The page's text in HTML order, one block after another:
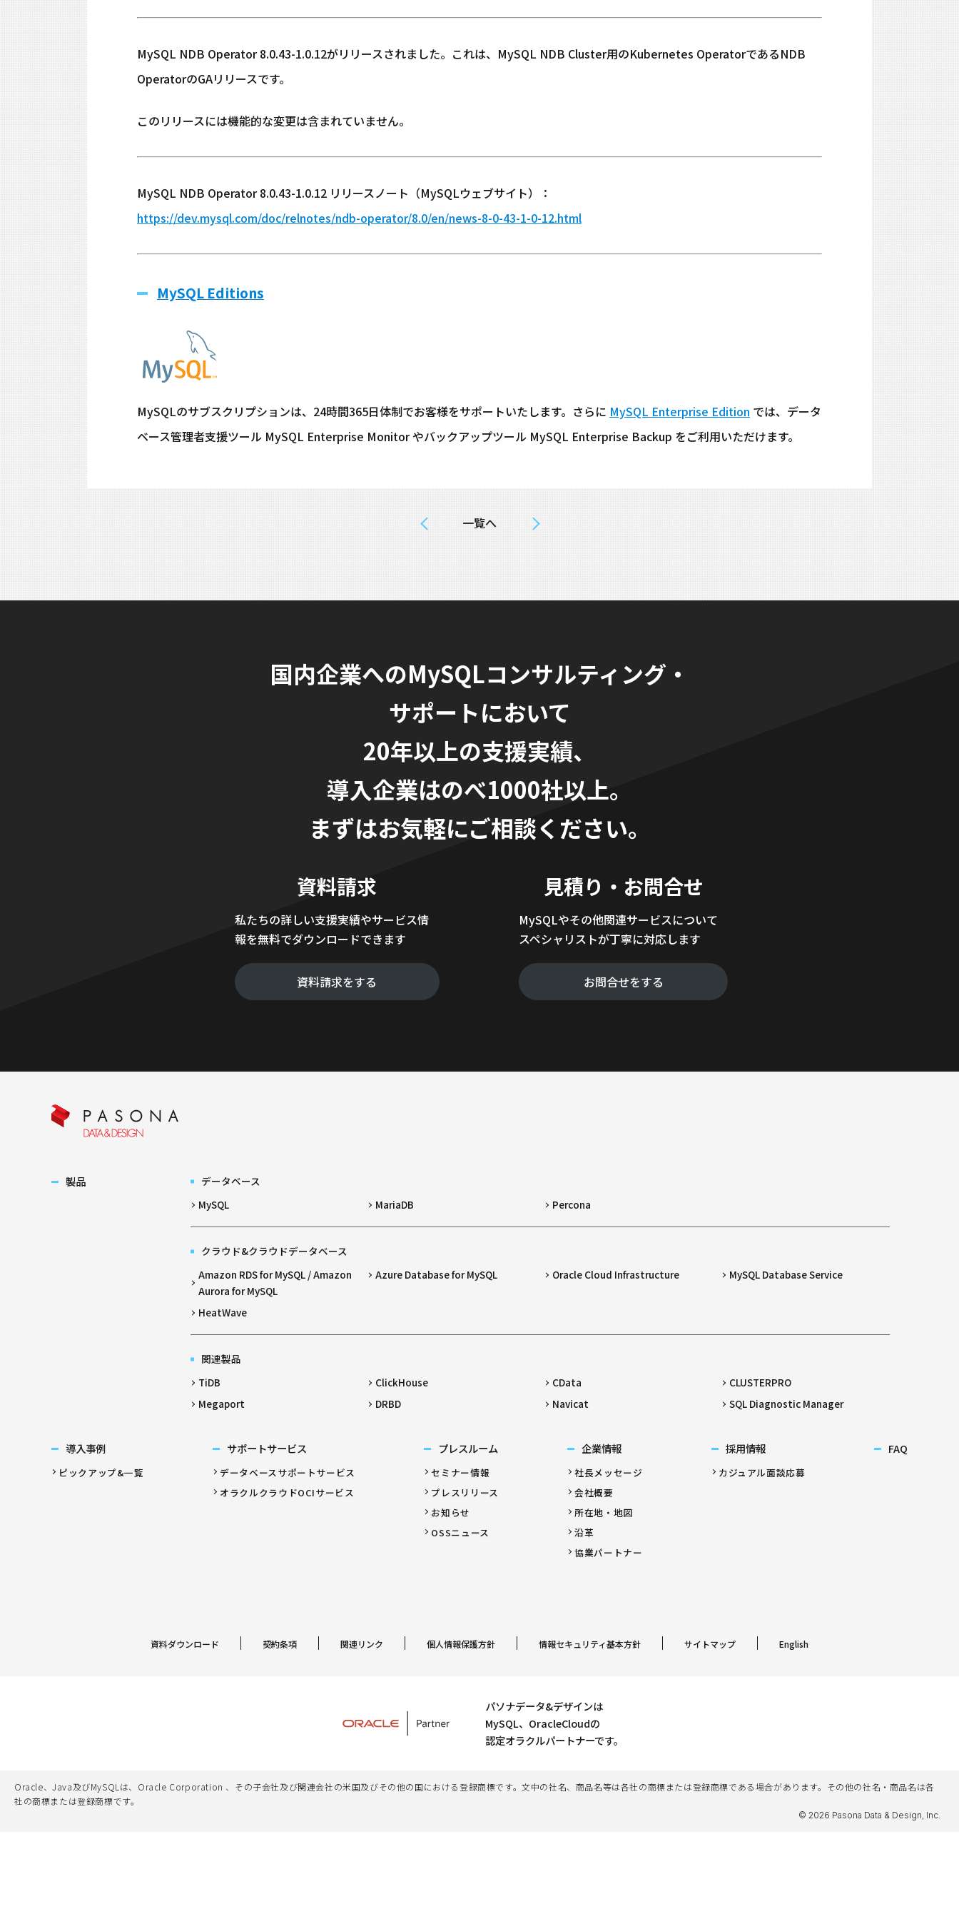
MySQL NDB Operator 8.0.43-1.0.12がリリースされました。これは、MySQL NDB Cluster用のKubernetes OperatorであるNDB
OperatorのGAリリースです。
このリリースには機能的な変更は含まれていません。
MySQL NDB Operator 8.0.43-1.0.12 リリースノート（MySQLウェブサイト）：
https://dev.mysql.com/doc/relnotes/ndb-operator/8.0/en/news-8-0-43-1-0-12.html
MySQL Editions
MySQLのサブスクリプションは、24時間365日体制でお客様をサポートいたします。さらに MySQL Enterprise Edition では、データ
ベース管理者支援ツール MySQL Enterprise Monitor やバックアップツール MySQL Enterprise Backup をご利用いただけます。
一覧へ
国内企業へのMySQLコンサルティング・
サポートにおいて
20年以上の支援実績、
導入企業はのべ1000社以上。
まずはお気軽にご相談ください。
資料請求
私たちの詳しい支援実績やサービス情
報を無料でダウンロードできます
資料請求をする
見積り・お問合せ
MySQLやその他関連サービスについて
スペシャリストが丁寧に対応します
お問合せをする
製品
データベース
MySQL
MariaDB Percona
クラウド&クラウドデータベース
Amazon RDS for MySQL / Amazon
Aurora for MySQL
Azure Database for MySQL Oracle Cloud Infrastructure MySQL Database Service
HeatWave
関連製品
TiDB
ClickHouse CData
CLUSTERPRO
Megaport
DRBD Navicat SQL Diagnostic Manager
導入事例
ピックアップ&一覧
サポートサービス
データベースサポートサービス
オラクルクラウドOCIサービス
プレスルーム
セミナー情報
プレスリリース
お知らせ
OSSニュース
企業情報
社長メッセージ
会社概要
所在地・地図
沿革
協業パートナー
採用情報
カジュアル面談応募
FAQ
資料ダウンロード 契約条項 関連リンク 個人情報保護方針 情報セキュリティ基本方針 サイトマップ English
パソナデータ&デザインは
MySQL、OracleCloudの
認定オラクルパートナーです。
Oracle、Java及びMySQLは、Oracle Corporation 、その子会社及び関連会社の米国及びその他の国における登録商標です。文中の社名、商品名等は各社の商標または登録商標である場合があります。その他の社名・商品名は各
社の商標または登録商標です。
© 2026 Pasona Data & Design, Inc.